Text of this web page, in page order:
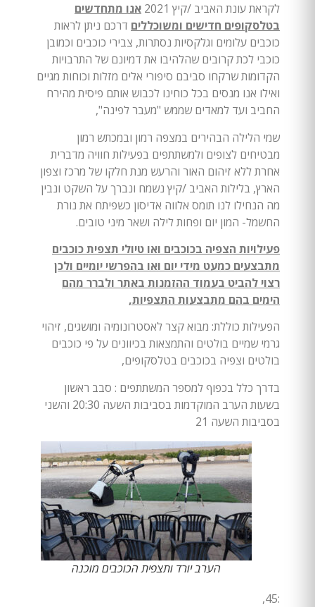
לקראת עונת האביב /קיץ 2021
אנו מתחדשים
בטלסקופים חדישים ומשוכללים דרכם ניתן לראות
כוכבים עלומים וגלקסיות נסתרות, צבירי כוכבים וכמובן
כוכבי לכת קרובים שהלהיבו את דמיונם של התרבויות
הקדומות שרקחו סביבם סיפורי אלים מזלות וכוחות מגיים
ואילו אנו מנסים בכל כוחינו לכבוש אותם פיסית מהירח
החביב ועד למאדים שממש "מעבר לפינה",
שמי הלילה הבהירים במצפה רמון ובמכתש רמון
מבטיחים לצופים ולמשתתפים בפעילות חוויה מדברית
אחרת ללא זיהום האור והרעש מנת חלקו של מרכז וצפון
הארץ, בלילות האביב /קיץ נשמח ונברך על השקט ונבין
מה הנחילו לנו תומס אלווה אדיסון כשפיתח את נורת
החשמל- המון יום ופחות לילה ושאר מיני טובים.
פעילויות הצפיה בכוכבים ואו טיולי תצפית כוכבים
מתבצעים כמעט מידי יום ואו בהפרשי יומיים ולכן
רצוי להביט בעמוד ההזמנות באתר ולברר מהם
הימים בהם מתבצעות התצפיות,
הפעילות כוללת: מבוא קצר לאסטרונומיה ומושגים, זיהוי
גרמי שמיים בולטים והתמצאות בכיוונים על פי כוכבים
בולטים וצפיה בכוכבים בטלסקופים,
בדרך כלל בכפוף למספר המשתתפים : סבב ראשון
בשעות הערב המוקדמות בסביבות השעה 20:30 והשני
בסביבות השעה 21
הערב יורד ותצפית הכוכבים מוכנה
:45,